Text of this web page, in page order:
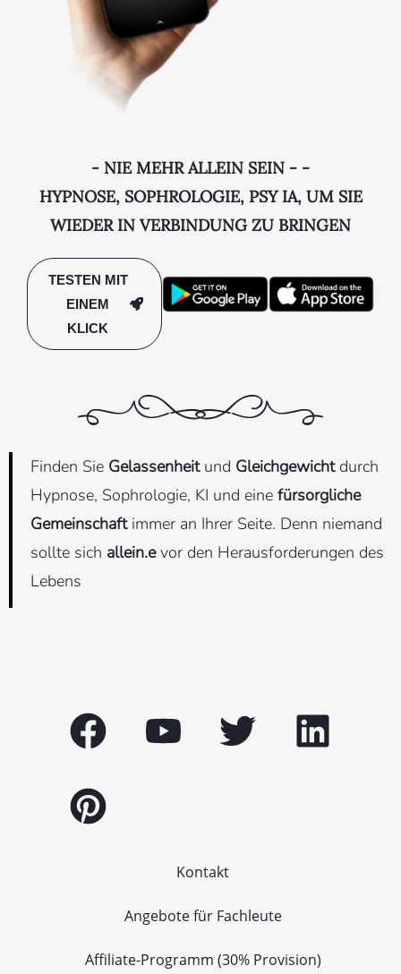
- NIE MEHR ALLEIN SEIN - -
HYPNOSE, SOPHROLOGIE, PSY IA, UM SIE
WIEDER IN VERBINDUNG ZU BRINGEN
TESTEN MIT
EINEM
KLICK
Finden Sie Gelassenheit und Gleichgewicht durch
Hypnose, Sophrologie, KI und eine fürsorgliche
Gemeinschaftimmer an Ihrer Seite. Denn niemand
sollte sich allein.evor den Herausforderungen des
Lebens
Kontakt
Angebote für Fachleute
Affiliate-Programm (30% Provision)